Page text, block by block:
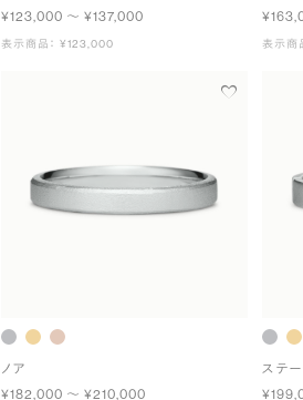
¥123,000 〜 ¥137,000
表示商品： ¥123,000 表示商
ノア
¥182,000 〜 ¥210,000
ステ